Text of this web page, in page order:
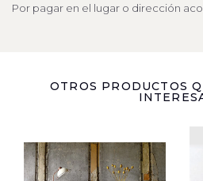
Por pagar en el lugar o dirección
OTROS PRODUCTOS